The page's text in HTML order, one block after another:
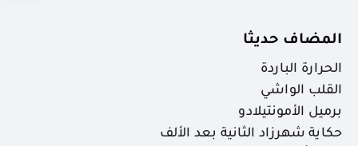
المضاف حديثا
الحرارة الباردة
القلب الواشي
برميل الأمونتيلادو
حكاية شهرزاد الثانية بعد الألف